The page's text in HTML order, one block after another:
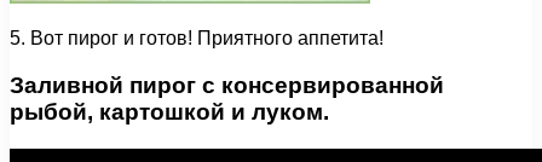
5. Вот пирог и готов! Приятного аппетита!
Заливной пирог с консервированной
рыбой, картошкой и луком.